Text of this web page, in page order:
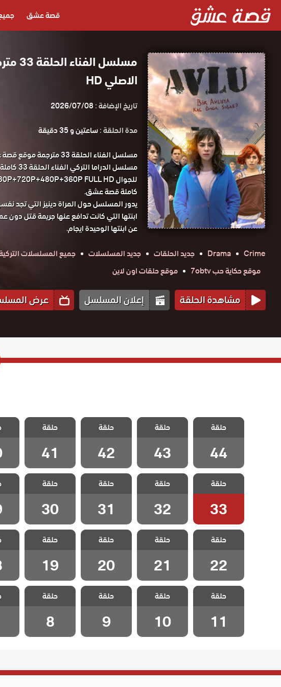
قصة عشق
الاصلي HD
تاريخ الإضافة :2026/07/08
مدة الحلقة :ساعتين و 35 دقيقة
مسلسل الفناء الحلقة 33
كاملة قصة عشق.
يدور المسلسل حول المراة دينيز التي تجد
ابنتها التي كانت تدافع عنها جريمة قتل
عن ابنتها الوحيدة ايجام.
Crime
Drama جديد الحلقات جديد المسلسلات جميع المسلسلات
موقع حكاية حب 7obtv
موقع حلقات اون لاين
مشاهدة الحلقة إعلان المسلسل عرض
مسلسل الفناء
الحلقة 44
والاخيرة
حلقة
44
مسلسل الفناء
الحلقة 43
حلقة
43
مسلسل الفناء
الحلقة 42
حلقة
42
مسلسل الفناء
الحلقة 41
حلقة
41
مسلسل الفناء
الحلقة 33
حلقة
33
مسلسل الفناء
الحلقة 32
حلقة
32
مسلسل الفناء
الحلقة 31
حلقة
31
مسلسل الفناء
الحلقة 30
حلقة
30
مسلسل الفناء
الحلقة 22
حلقة
22
مسلسل الفناء
الحلقة 21
حلقة
21
مسلسل الفناء
الحلقة 20
حلقة
20
مسلسل الفناء
الحلقة 19
حلقة
19
مسلسل الفناء
الحلقة 11
حلقة
11
مسلسل الفناء
الحلقة 10
حلقة
10
مسلسل الفناء
الحلقة 9
حلقة
9
مسلسل الفناء
الحلقة 8
حلقة
8